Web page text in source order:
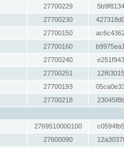
27700229
27700230
27700150
27700160
27700240
27700251
27700193
27700218
2769510000100
27600090